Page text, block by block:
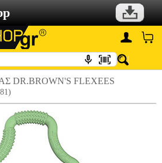
DR.BROWN'S FLEXEES